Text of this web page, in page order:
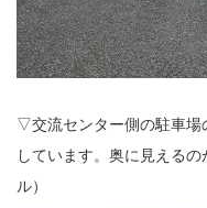
▽交流センター側の駐車場
しています。奥に見える
ル）